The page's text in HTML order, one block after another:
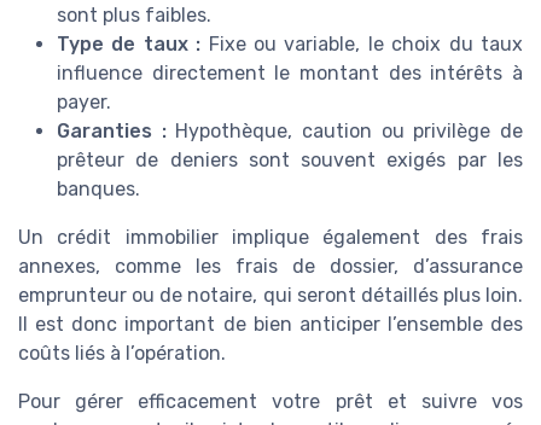
sont plus faibles.
Type de taux : Fixe ou variable, le choix du taux
influence directement le montant des intérêts à
payer.
Garanties :Hypothèque, caution ou privilège de
prêteur de deniers sont souvent exigés par les
banques.
Un crédit immobilier implique également des frais
annexes, comme les frais de dossier, d’assurance
emprunteur ou de notaire, qui seront détaillés plus loin.
Il est donc important de bien anticiper l’ensemble des
coûts liés à l’opération.
Pour gérer efficacement votre prêt et suivre vos